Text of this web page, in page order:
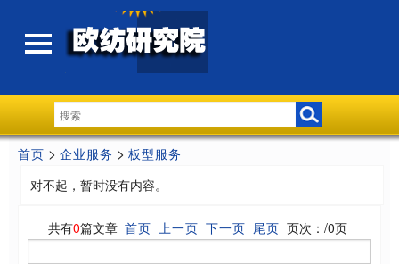
首页 > 企业服务 > 板型服务
对不起，暂时没有内容。
共有0篇文章 首页 上一页 下一页 尾页 页次： /0页